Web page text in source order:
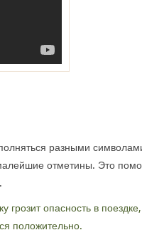
разными
отметины. Это
грозит опасность в
положительно.